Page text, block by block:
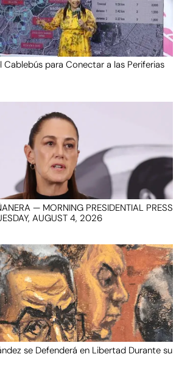
Cablebús para Conectar a las Periferias
— MORNING PRESIDENTIAL PRESS
AUGUST 4, 2026
se Defenderá en Libertad Durante su